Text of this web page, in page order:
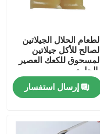
الطعام الحلال الجيلاتين
الصالح للأكل جيلاتين
المسحوق للكعك العصير
والحلوى
إرسال استفسار